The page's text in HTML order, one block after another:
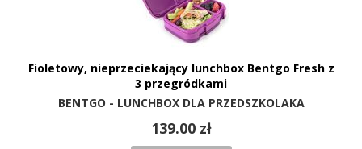
Fioletowy, nieprzeciekający lunchbox Bentgo Fresh z
3 przegródkami
BENTGO - LUNCHBOX DLA PRZEDSZKOLAKA
139.00 zł